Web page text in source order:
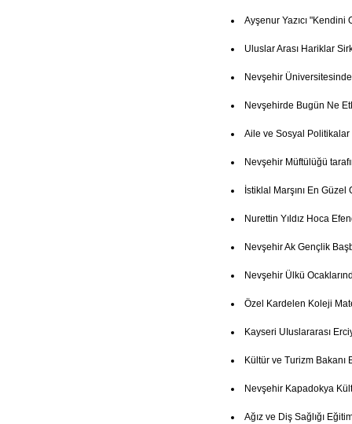
Ayşenur Yazıcı
Uluslar Arası Hariklar
Nevşehir
Nevşehirde Bugün Ne
Aile ve Sosyal Politikalar
Nevşehir Müftülüğü
İstiklal Marşını En Güzel
Nurettin Yıldız Hoca
Nevşehir Ak Gençlik
Nevşehir Ülkü
Özel Kardelen Koleji
Kayseri UIuslararası
Kültür ve Turizm
Nevşehir Kapadokya
Ağız ve Diş Sağlığı